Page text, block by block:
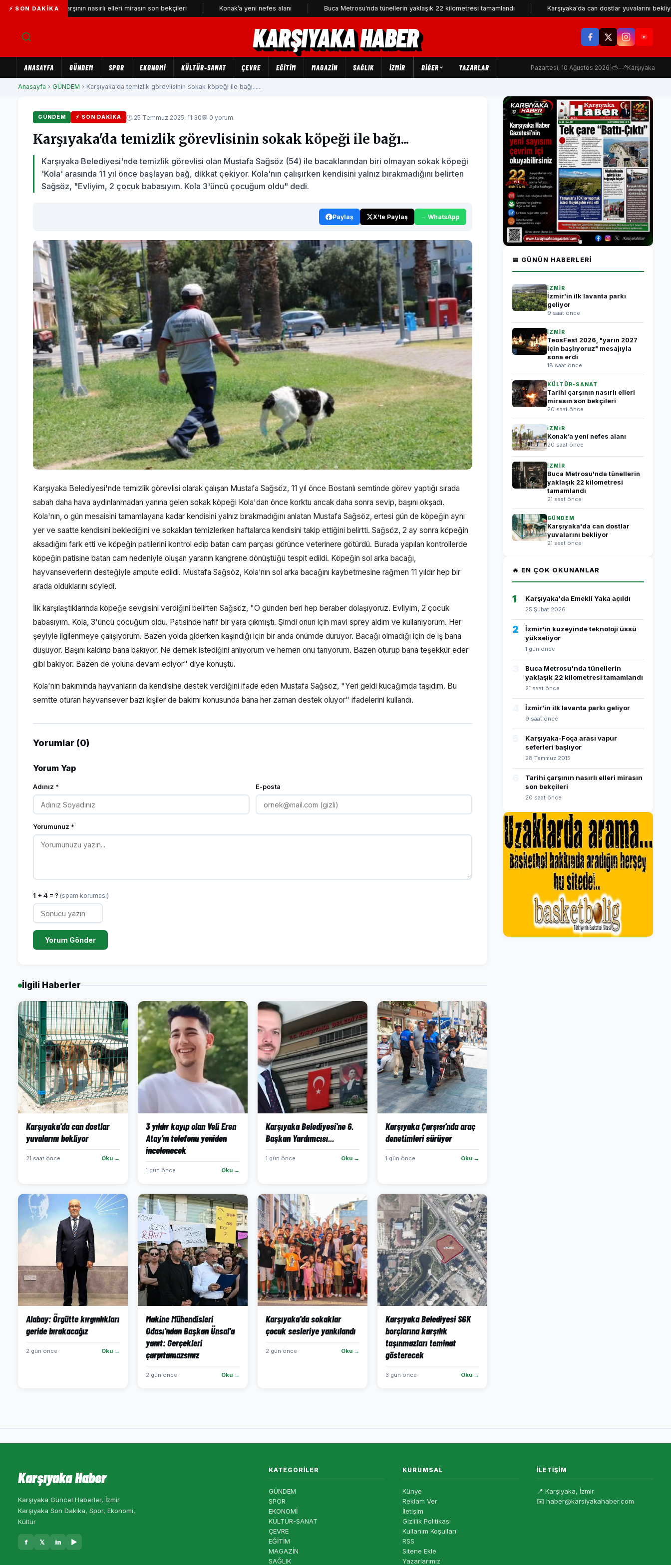
⚡ SON DAKIKA
Tarihi çarşının nasırlı elleri mirasın son bekçileri Konak’a yeni nefes alanı Buca Metrosu'nda tünellerin yaklaşık 22 kilometresi tamamlandı Karşıyaka'da can dostlar yuvalarını bekliyor
KARŞIYAKA HABER
ANASAYFA GÜNDEM SPOR EKONOMİ KÜLTÜR-SANAT ÇEVRE EĞİTİM MAGAZİN SAĞLIK İZMİR DIĞER YAZARLAR Pazartesi, 10 Ağustos 2026 ⛅--°Karşıyaka
Anasayfa › GÜNDEM › Karşıyaka'da temizlik görevlisinin sokak köpeği ile bağı......
GÜNDEM ⚡ SON DAKIKA 🕐 25 Temmuz 2025, 11:30💬 0 yorum
Karşıyaka'da temizlik görevlisinin sokak köpeği ile bağı...
Karşıyaka Belediyesi'nde temizlik görevlisi olan Mustafa Sağsöz (54) ile bacaklarından biri olmayan sokak köpeği
'Kola' arasında 11 yıl önce başlayan bağ, dikkat çekiyor. Kola'nın çalışırken kendisini yalnız bırakmadığını belirten
Sağsöz, "Evliyim, 2 çocuk babasıyım. Kola 3'üncü çocuğum oldu" dedi.
Paylaş X'te Paylaş WhatsApp
Karşıyaka Belediyesi'nde temizlik görevlisi olarak çalışan Mustafa Sağsöz, 11 yıl önce Bostanlı semtinde görev yaptığı sırada
sabah daha hava aydınlanmadan yanına gelen sokak köpeği Kola'dan önce korktu ancak daha sonra sevip, başını okşadı.
Kola'nın, o gün mesaisini tamamlayana kadar kendisini yalnız bırakmadığını anlatan Mustafa Sağsöz, ertesi gün de köpeğin aynı
yer ve saatte kendisini beklediğini ve sokakları temizlerken haftalarca kendisini takip ettiğini belirtti. Sağsöz, 2 ay sonra köpeğin
aksadığını fark etti ve köpeğin patilerini kontrol edip batan cam parçası görünce veterinere götürdü. Burada yapılan kontrollerde
köpeğin patisine batan cam nedeniyle oluşan yaranın kangrene dönüştüğü tespit edildi. Köpeğin sol arka bacağı,
hayvanseverlerin desteğiyle ampute edildi. Mustafa Sağsöz, Kola’nın sol arka bacağını kaybetmesine rağmen 11 yıldır hep bir
arada olduklarını söyledi.
İlk karşılaştıklarında köpeğe sevgisini verdiğini belirten Sağsöz, "O günden beri hep beraber dolaşıyoruz. Evliyim, 2 çocuk
babasıyım. Kola, 3'üncü çocuğum oldu. Patisinde hafif bir yara çıkmıştı. Şimdi onun için mavi sprey aldım ve kullanıyorum. Her
şeyiyle ilgilenmeye çalışıyorum. Bazen yolda giderken kaşındığı için bir anda önümde duruyor. Bacağı olmadığı için de iş bana
düşüyor. Başını kaldırıp bana bakıyor. Ne demek istediğini anlıyorum ve hemen onu tarıyorum. Bazen oturup bana teşekkür eder
gibi bakıyor. Bazen de yoluna devam ediyor" diye konuştu.
Kola'nın bakımında hayvanların da kendisine destek verdiğini ifade eden Mustafa Sağsöz, "Yeri geldi kucağımda taşıdım. Bu
semtte oturan hayvansever bazı kişiler de bakımı konusunda bana her zaman destek oluyor" ifadelerini kullandı.
Yorumlar (0)
Yorum Yap
Adınız * E-posta
Yorumunuz *
1 + 4 = ? (spam koruması)
Yorum Gönder
İlgili Haberler
Karşıyaka'da can dostlar
yuvalarını bekliyor
21 saat önce Oku →
3 yıldır kayıp olan Veli Eren
Atay'ın telefonu yeniden
incelenecek
1 gün önce Oku →
Karşıyaka Belediyesi'ne 6.
Başkan Yardımcısı...
1 gün önce Oku →
Karşıyaka Çarşısı’nda araç
denetimleri sürüyor
1 gün önce Oku →
Alabay: Örgütte kırgınlıkları
geride bırakacağız
2 gün önce Oku →
Makine Mühendisleri
Odası'ndan Başkan Ünsal'a
yanıt: Gerçekleri
çarpıtamazsınız
2 gün önce Oku →
Karşıyaka'da sokaklar
çocuk sesleriye yankılandı
2 gün önce Oku →
Karşıyaka Belediyesi SGK
borçlarına karşılık
taşınmazları teminat
gösterecek
3 gün önce Oku →
📅 GÜNÜN HABERLERI
İZMİR
İzmir’in ilk lavanta parkı
geliyor
9 saat önce
İZMİR
TeosFest 2026, "yarın 2027
için başlıyoruz" mesajıyla
sona erdi
18 saat önce
KÜLTÜR-SANAT
Tarihi çarşının nasırlı elleri
mirasın son bekçileri
20 saat önce
İZMİR
Konak’a yeni nefes alanı
20 saat önce
İZMİR
Buca Metrosu'nda tünellerin
yaklaşık 22 kilometresi
tamamlandı
21 saat önce
GÜNDEM
Karşıyaka'da can dostlar
yuvalarını bekliyor
21 saat önce
🔥 EN ÇOK OKUNANLAR
1 Karşıyaka'da Emekli Yaka açıldı
25 Şubat 2026
2
İzmir'in kuzeyinde teknoloji üssü
yükseliyor
1 gün önce
Buca Metrosu'nda tünellerin
yaklaşık 22 kilometresi tamamlandı
21 saat önce
İzmir’in ilk lavanta parkı geliyor
9 saat önce
Karşıyaka-Foça arası vapur
seferleri başlıyor
28 Temmuz 2015
Tarihi çarşının nasırlı elleri mirasın
son bekçileri
20 saat önce
Karşıyaka Haber
Karşıyaka Güncel Haberler, İzmir
Karşıyaka Son Dakika, Spor, Ekonomi,
Kültür
f 𝕏 in ▶
KATEGORILER
GÜNDEM
SPOR
EKONOMİ
KÜLTÜR-SANAT
ÇEVRE
EĞİTİM
MAGAZİN
SAĞLIK
KURUMSAL
Künye
Reklam Ver
İletişim
Gizlilik Politikası
Kullanım Koşulları
RSS
Sitene Ekle
Yazarlarımız
İLETIŞIM
📍 Karşıyaka, İzmir
✉️ haber@karsiyakahaber.com